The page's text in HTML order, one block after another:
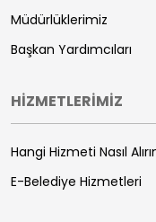
Müdürlüklerimiz
Başkan Yardımcıları
HİZMETLERİMİZ
Hangi Hizmeti Nasıl
E-Belediye Hizmetleri